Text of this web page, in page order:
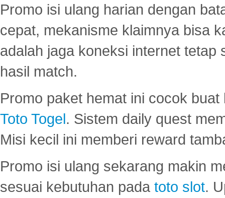
Promo isi ulang harian dengan
cepat, mekanisme klaimnya bisa
adalah jaga koneksi internet tetap
hasil match.
Promo paket hemat ini cocok
Toto Togel. Sistem daily quest
Misi kecil ini memberi reward
Promo isi ulang sekarang makin
sesuai kebutuhan pada toto slot.